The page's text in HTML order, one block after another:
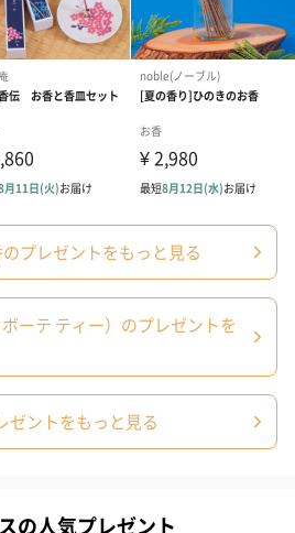
に活力のある日々を送りたい時に
ャージにおすすめの長命草と高麗人
喜界島の潮風と太陽をたっぷり浴び
薬草として親しまれた高麗人参。自
すパワーを感じていただけます。
ーテ ティー）
を価値ある時間として提供します。
プレゼントをもっと見る
ーテ ティー）のプレゼントを
ゼントをもっと見る
の人気プレゼント